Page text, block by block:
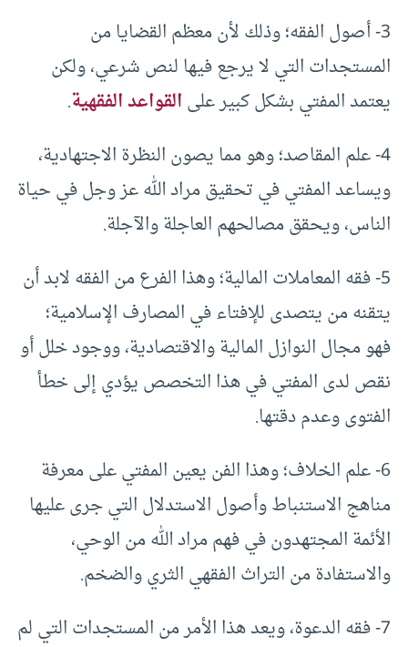
3- أصول الفقه؛ وذلك لأن معظم القضايا من
المستجدات التي لا يرجع فيها لنص شرعي، ولكن
يعتمد المفتي بشكل كبير علىالقواعد الفقهية.
4- علم المقاصد؛ وهو مما يصون النظرة الاجتهادية،
ويساعد المفتي في تحقيق مراد الله عز وجل في حياة
الناس، ويحقق مصالحهم العاجلة والآجلة.
5- فقه المعاملات المالية؛ وهذا الفرع من الفقه لابد أن
يتقنه من يتصدى للإفتاء في المصارف الإسلامية؛
فهو مجال النوازل المالية والاقتصادية، ووجود خلل أو
نقص لدى المفتي في هذا التخصص يؤدي إلى خطأ
الفتوى وعدم دقتها.
6- علم الخلاف؛ وهذا الفن يعين المفتي على معرفة
مناهج الاستنباط وأصول الاستدلال التي جرى عليها
الأئمة المجتهدون في فهم مراد الله من الوحي،
والاستفادة من التراث الفقهي الثري والضخم.
7- فقه الدعوة، ويعد هذا الأمر من المستجدات التي لم